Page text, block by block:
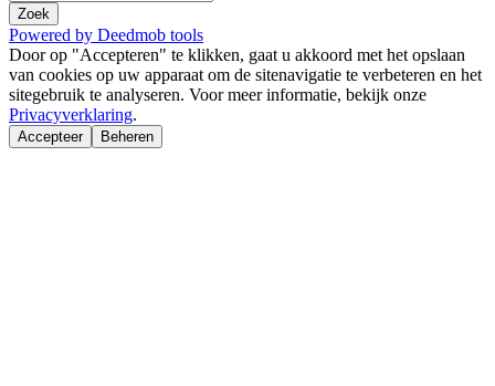
Zoek
Powered by Deedmob tools
Door op "Accepteren" te klikken, gaat u akkoord met het opslaan
van cookies op uw apparaat om de sitenavigatie te verbeteren en het
sitegebruik te analyseren. Voor meer informatie, bekijk onze
Privacyverklaring.
Accepteer Beheren